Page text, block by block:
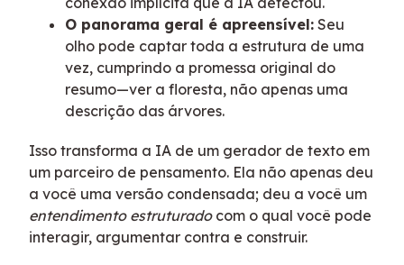
O panorama geral é apreensível: Seu
olho pode captar toda a estrutura de uma
vez, cumprindo a promessa original do
resumo—ver a floresta, não apenas uma
descrição das árvores.
Isso transforma a IA de um gerador de texto em
um parceiro de pensamento. Ela não apenas deu
a você uma versão condensada; deu a você um
entendimento estruturadocom o qual você pode
interagir, argumentar contra e construir.